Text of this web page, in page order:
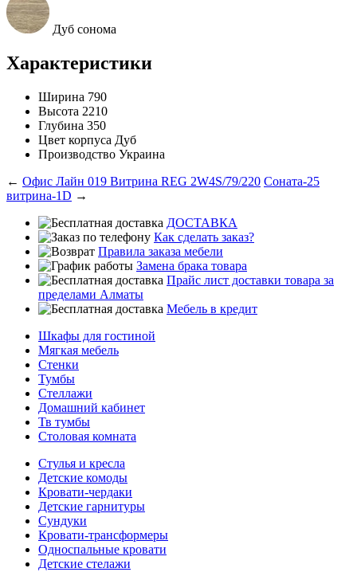
Дуб сонома
Характеристики
Ширина 790
Высота 2210
Глубина 350
Цвет корпуса Дуб
Производство Украина
← Офис Лайн 019 Витрина REG 2W4S/79/220 Соната-25
витрина-1D →
ДОСТАВКА
Как сделать заказ?
Правила заказа мебели
Замена брака товара
Прайс лист доставки товара за
пределами Алматы
Мебель в кредит
Шкафы для гостиной
Мягкая мебель
Стенки
Тумбы
Стеллажи
Домашний кабинет
Тв тумбы
Столовая комната
Стулья и кресла
Детские комоды
Кровати-чердаки
Детские гарнитуры
Сундуки
Кровати-трансформеры
Односпальные кровати
Детские стелажи